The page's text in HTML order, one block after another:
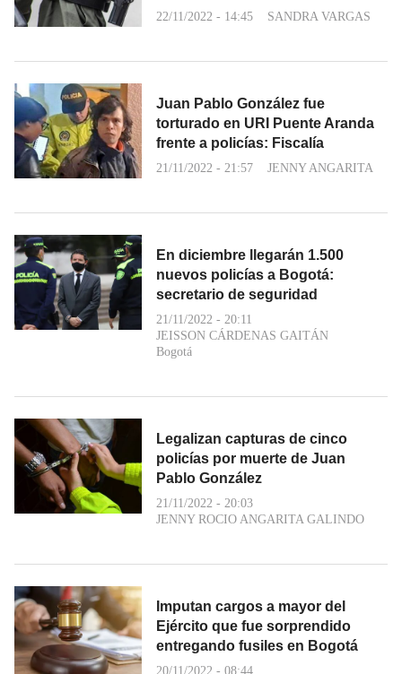
22/11/2022 - 14:45 SANDRA VARGAS
Juan Pablo González fue
torturado en URI Puente Aranda
frente a policías: Fiscalía
21/11/2022 - 21:57 JENNY ANGARITA
En diciembre llegarán 1.500
nuevos policías a Bogotá:
secretario de seguridad
21/11/2022 - 20:11
JEISSON CÁRDENAS GAITÁN
Bogotá
Legalizan capturas de cinco
policías por muerte de Juan
Pablo González
21/11/2022 - 20:03
JENNY ROCIO ANGARITA GALINDO
Imputan cargos a mayor del
Ejército que fue sorprendido
entregando fusiles en Bogotá
20/11/2022 - 08:44